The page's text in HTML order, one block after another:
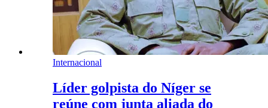
Internacional
Líder golpista do Níger se
reúne com junta aliada do